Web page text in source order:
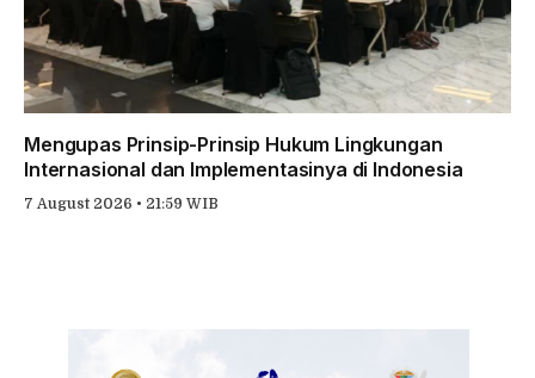
Mengupas Prinsip-Prinsip Hukum Lingkungan
Internasional dan Implementasinya di Indonesia
7 August 2026 • 21:59 WIB